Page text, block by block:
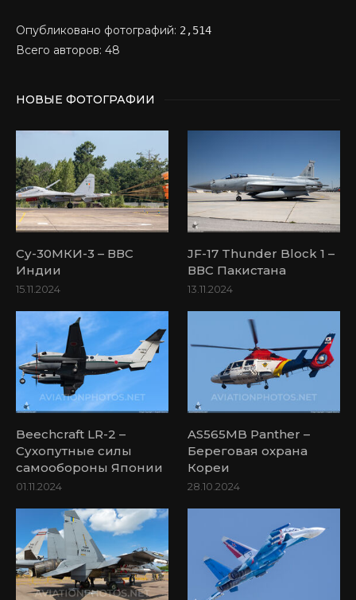
Опубликовано фотографий: 2,514
Всего авторов: 48
НОВЫЕ ФОТОГРАФИИ
Су-30МКИ-3 – ВВС
Индии
15.11.2024
JF-17 Thunder Block 1 –
ВВС Пакистана
13.11.2024
Beechcraft LR-2 –
Сухопутные силы
самообороны Японии
01.11.2024
AS565MB Panther –
Береговая охрана
Кореи
28.10.2024